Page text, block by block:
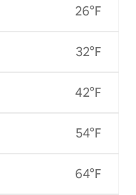
26°F
32°F
42°F
54°F
64°F